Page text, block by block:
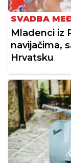
SVADBA
Mladenci iz
navijačima,
Hrvatsku